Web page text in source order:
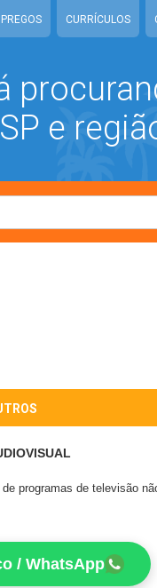
CURRÍCULOS
e
programas de televisão
/ WhatsApp